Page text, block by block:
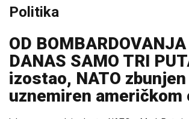
Politika
OD
DANAS SAMO TRI
izostao, NATO zbunjen
uznemiren američkom